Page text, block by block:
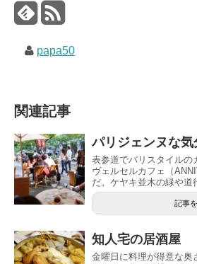
papa50
関連記事
パリジェンヌな気
表参道でパリスタイルの
ヴェルセルカフェ（
だ。ケヤキ並木の緑や道
記事
知人宅の居酒屋
金曜日に料理が得意な奥